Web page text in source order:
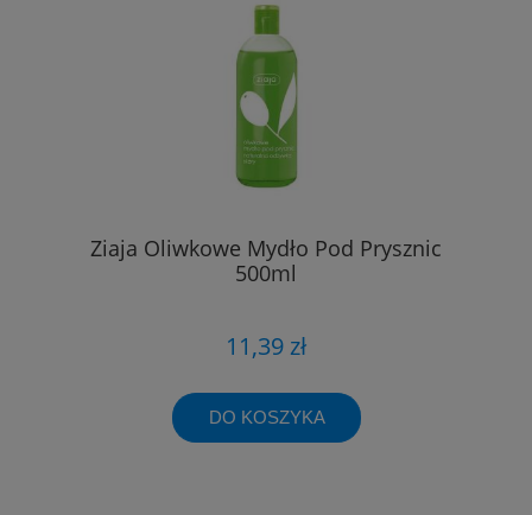
Ziaja Oliwkowe Mydło Pod Prysznic
500ml
11,39 zł
DO KOSZYKA